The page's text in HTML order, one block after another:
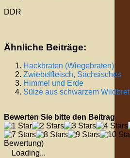
DDR
Ähnliche Beiträge:
Hackbraten (Wiegebraten)
Zwiebelfleisch, Sächsisches
Himmel und Erde
Sülze aus schwarzem Wildbret
Bewerten Sie bitte den Beitrag
Bewertung)
Loading...